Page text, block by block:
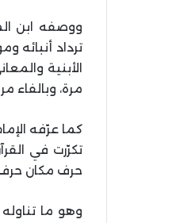
ووصفه ابن
ترداد أنبائه
الأبنية
مرة، وبالفاء
كما عرّفه الإمام
تكرّرت في
حرف مكان حرف